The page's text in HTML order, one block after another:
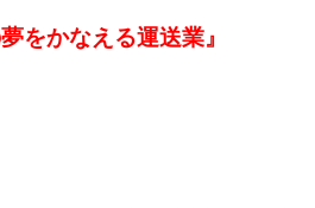
をかなえる運送業』